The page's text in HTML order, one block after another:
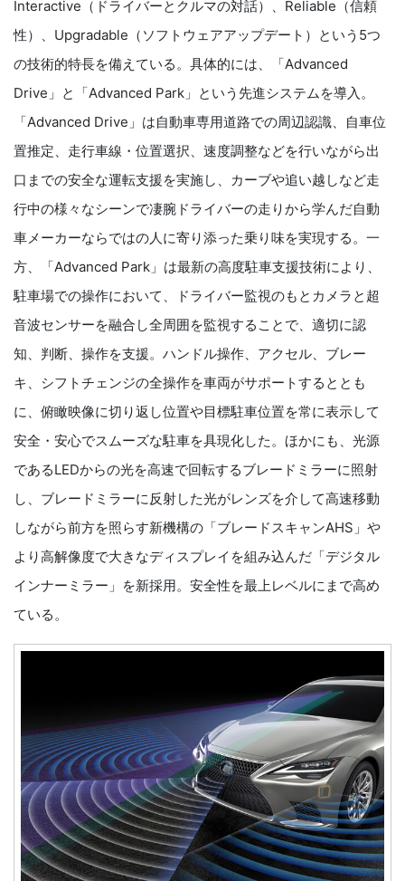
Interactive（ドライバーとクルマの対話）、Reliable（信頼
性）、Upgradable（ソフトウェアアップデート）という5つ
の技術的特長を備えている。具体的には、「Advanced
Drive」と「Advanced Park」という先進システムを導入。
「Advanced Drive」は自動車専用道路での周辺認識、自車位
置推定、走行車線・位置選択、速度調整などを行いながら出
口までの安全な運転支援を実施し、カーブや追い越しなど走
行中の様々なシーンで凄腕ドライバーの走りから学んだ自動
車メーカーならではの人に寄り添った乗り味を実現する。一
方、「Advanced Park」は最新の高度駐車支援技術により、
駐車場での操作において、ドライバー監視のもとカメラと超
音波センサーを融合し全周囲を監視することで、適切に認
知、判断、操作を支援。ハンドル操作、アクセル、ブレー
キ、シフトチェンジの全操作を車両がサポートするととも
に、俯瞰映像に切り返し位置や目標駐車位置を常に表示して
安全・安心でスムーズな駐車を具現化した。ほかにも、光源
であるLEDからの光を高速で回転するブレードミラーに照射
し、ブレードミラーに反射した光がレンズを介して高速移動
しながら前方を照らす新機構の「ブレードスキャンAHS」や
より高解像度で大きなディスプレイを組み込んだ「デジタル
インナーミラー」を新採用。安全性を最上レベルにまで高め
ている。